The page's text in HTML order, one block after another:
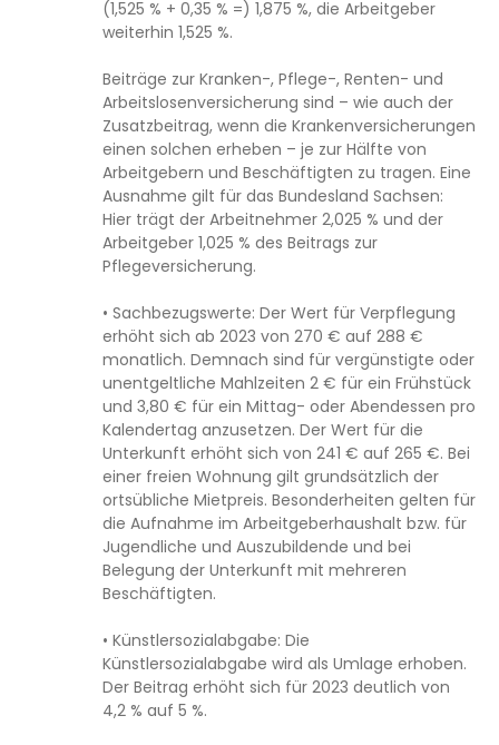
(1,525 % + 0,35 % =) 1,875 %, die Arbeitgeber
weiterhin 1,525 %.
Beiträge zur Kranken-, Pflege-, Renten- und
Arbeitslosenversicherung sind – wie auch der
Zusatzbeitrag, wenn die Krankenversicherungen
einen solchen erheben – je zur Hälfte von
Arbeitgebern und Beschäftigten zu tragen. Eine
Ausnahme gilt für das Bundesland Sachsen:
Hier trägt der Arbeitnehmer 2,025 % und der
Arbeitgeber 1,025 % des Beitrags zur
Pflegeversicherung.
• Sachbezugswerte: Der Wert für Verpflegung
erhöht sich ab 2023 von 270 € auf 288 €
monatlich. Demnach sind für vergünstigte oder
unentgeltliche Mahlzeiten 2 € für ein Frühstück
und 3,80 € für ein Mittag- oder Abendessen pro
Kalendertag anzusetzen. Der Wert für die
Unterkunft erhöht sich von 241 € auf 265 €. Bei
einer freien Wohnung gilt grundsätzlich der
ortsübliche Mietpreis. Besonderheiten gelten für
die Aufnahme im Arbeitgeberhaushalt bzw. für
Jugendliche und Auszubildende und bei
Belegung der Unterkunft mit mehreren
Beschäftigten.
• Künstlersozialabgabe: Die
Künstlersozialabgabe wird als Umlage erhoben.
Der Beitrag erhöht sich für 2023 deutlich von
4,2 % auf 5 %.